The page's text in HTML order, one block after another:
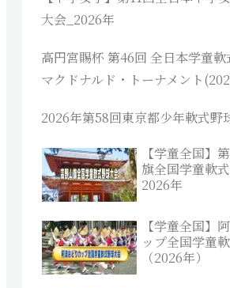
大会_2026年
高円宮賜杯 第46回 全日本学童
マクドナルド・トーナメント
2026年第58回東京都少年軟式野
【学童全国】
旗全国学童軟
2026年
【学童全国】
ップ全国学童
（2026年）